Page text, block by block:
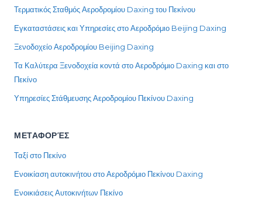
Τερματικός Σταθμός Αεροδρομίου Daxing του Πεκίνου
Εγκαταστάσεις και Υπηρεσίες στο Αεροδρόμιο Beijing Daxing
Ξενοδοχείο Αεροδρομίου Beijing Daxing
Τα Καλύτερα Ξενοδοχεία κοντά στο Αεροδρόμιο Daxing και στο
Πεκίνο
Υπηρεσίες Στάθμευσης Αεροδρομίου Πεκίνου Daxing
ΜΕΤΑΦΟΡΈΣ
Ταξί στο Πεκίνο
Ενοικίαση αυτοκινήτου στο Αεροδρόμιο Πεκίνου Daxing
Ενοικιάσεις Αυτοκινήτων Πεκίνο